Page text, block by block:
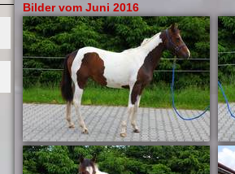
Bilder vom Juni 2016